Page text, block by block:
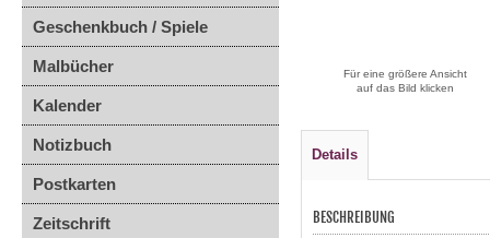
Geschenkbuch / Spiele
Malbücher
Kalender
Notizbuch
Postkarten
Zeitschrift
Für eine größere Ansicht
auf das Bild klicken
Details
BESCHREIBUNG